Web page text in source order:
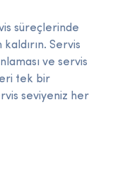
süreçlerinde
Servis
ve servis
tek bir
seviyeniz her